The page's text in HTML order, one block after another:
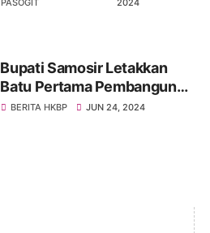
PASOGIT
2024
Bupati Samosir Letakkan
Batu Pertama Pembangunan
Gedung Konsistori Dan
BERITA HKBP JUN 24, 2024